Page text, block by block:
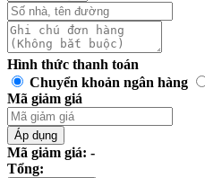
Hình thức thanh toán
Chuyển khoản ngân hàng
Mã giảm giá
Áp dụng
Mã giảm giá: -
Tổng: